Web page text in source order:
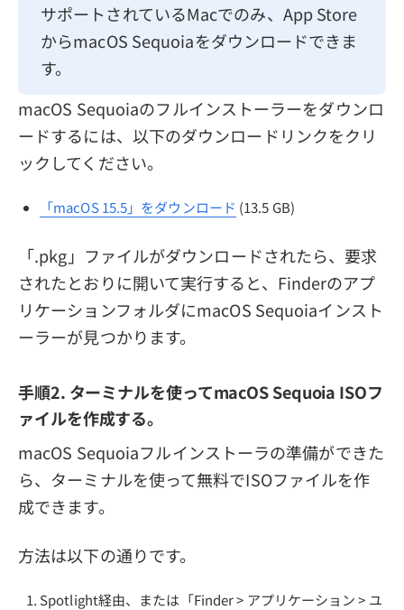
サポートされているMacでのみ、App Store
からmacOS Sequoiaをダウンロードできま
す。
macOS Sequoiaのフルインストーラーをダウンロ
ードするには、以下のダウンロードリンクをクリ
ックしてください。
「macOS 15.5」をダウンロード (13.5 GB)
「.pkg」ファイルがダウンロードされたら、要求
されたとおりに開いて実行すると、Finderのアプ
リケーションフォルダにmacOS Sequoiaインスト
ーラーが見つかります。
手順2. ターミナルを使ってmacOS Sequoia ISOフ
ァイルを作成する。
macOS Sequoiaフルインストーラの準備ができた
ら、ターミナルを使って無料でISOファイルを作
成できます。
方法は以下の通りです。
Spotlight経由、または「Finder > アプリケーション > ユ